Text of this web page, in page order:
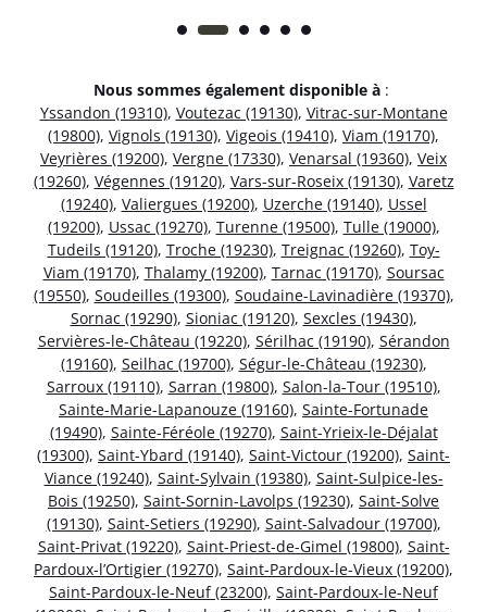
Nous sommes également disponible à :
Yssandon (19310), Voutezac (19130), Vitrac-sur-Montane
(19800), Vignols (19130), Vigeois (19410), Viam (19170),
Veyrières (19200), Vergne (17330), Venarsal (19360), Veix
(19260), Végennes (19120), Vars-sur-Roseix (19130), Varetz
(19240), Valiergues (19200), Uzerche (19140), Ussel
(19200), Ussac (19270), Turenne (19500), Tulle (19000),
Tudeils (19120), Troche (19230), Treignac (19260), Toy-
Viam (19170), Thalamy (19200), Tarnac (19170), Soursac
(19550), Soudeilles (19300), Soudaine-Lavinadière (19370),
Sornac (19290), Sioniac (19120), Sexcles (19430),
Servières-le-Château (19220), Sérilhac (19190), Sérandon
(19160), Seilhac (19700), Ségur-le-Château (19230),
Sarroux (19110), Sarran (19800), Salon-la-Tour (19510),
Sainte-Marie-Lapanouze (19160), Sainte-Fortunade
(19490), Sainte-Féréole (19270), Saint-Yrieix-le-Déjalat
(19300), Saint-Ybard (19140), Saint-Victour (19200), Saint-
Viance (19240), Saint-Sylvain (19380), Saint-Sulpice-les-
Bois (19250), Saint-Sornin-Lavolps (19230), Saint-Solve
(19130), Saint-Setiers (19290), Saint-Salvadour (19700),
Saint-Privat (19220), Saint-Priest-de-Gimel (19800), Saint-
Pardoux-l’Ortigier (19270), Saint-Pardoux-le-Vieux (19200),
Saint-Pardoux-le-Neuf (23200), Saint-Pardoux-le-Neuf